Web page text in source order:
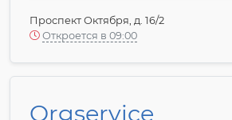
Проспект Октября, д. 16/2
Откроется в 09:00
Orgservice